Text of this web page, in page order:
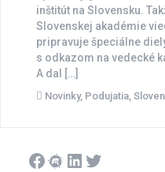
inštitút na Slovensku.
Slovenskej akadémie
pripravuje špeciálne
s odkazom na vedecké
A dal […]
Novinky, Podujatia,
Facebook
Meetup
LinkedIn
Twitter